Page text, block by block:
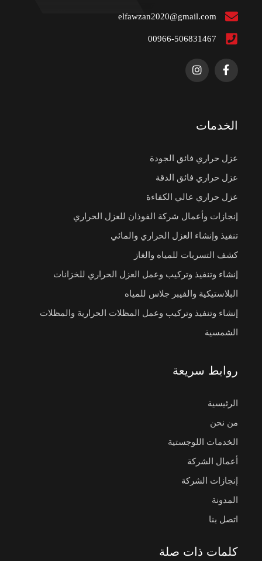
elfawzan2020@gmail.com
00966-506831467
الخدمات
عزل حراري فائق الجودة
عزل حراري فائق الدقة
عزل حراري عالي الكفاءة
إنجازات وأعمال شركة الفوذان للعزل الحراري
تنفيذ وإنشاء العزل الحراري والمائي
كشف التسربات للمياه والغاز
إنشاء وتنفيذ وتركيب وعمل العزل الحراري للخزانات
البلاستيكية والفيبر جلاس للمياه
إنشاء وتنفيذ وتركيب وعمل المظلات الحرارية والمظلات
الشمسية
روابط سريعة
الرئيسية
من نحن
الخدمات اللوجستية
أعمال الشركة
إنجازات الشركة
المدونة
اتصل بنا
كلمات ذات صلة